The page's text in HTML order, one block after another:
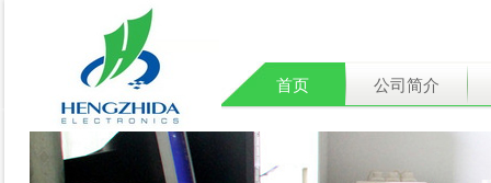
首页 公司简介